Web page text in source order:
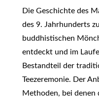
Die Geschichte des
des 9. Jahrhunderts
buddhistischen
entdeckt und im
Bestandteil der
Teezeremonie. Der
Methoden, bei denen